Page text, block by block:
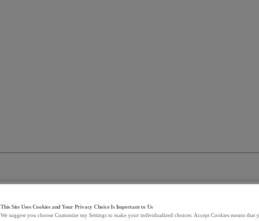
This Site Uses Cookies and Your Privacy Choice Is Important to Us
We suggest you choose Customize my Settings to make your individualized choices. Accept Cookies means that